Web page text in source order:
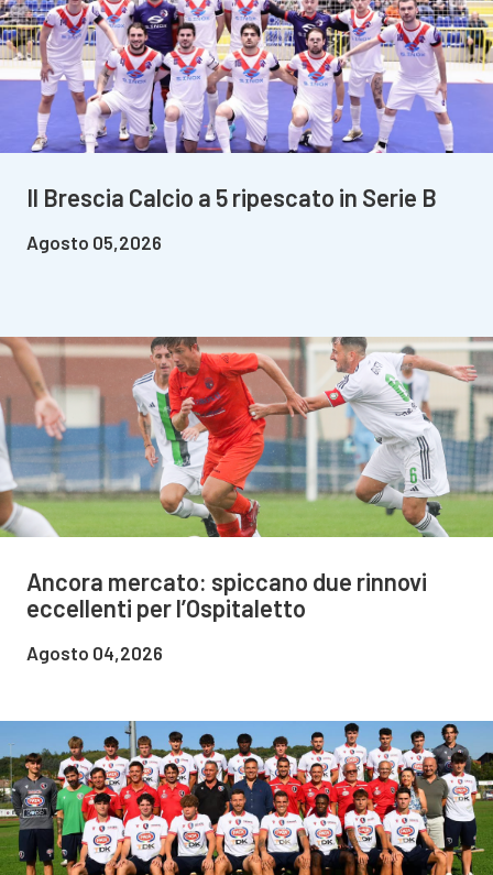
Il Brescia Calcio a 5 ripescato in Serie B
Agosto 05,2026
Ancora mercato: spiccano due rinnovi
eccellenti per l’Ospitaletto
Agosto 04,2026